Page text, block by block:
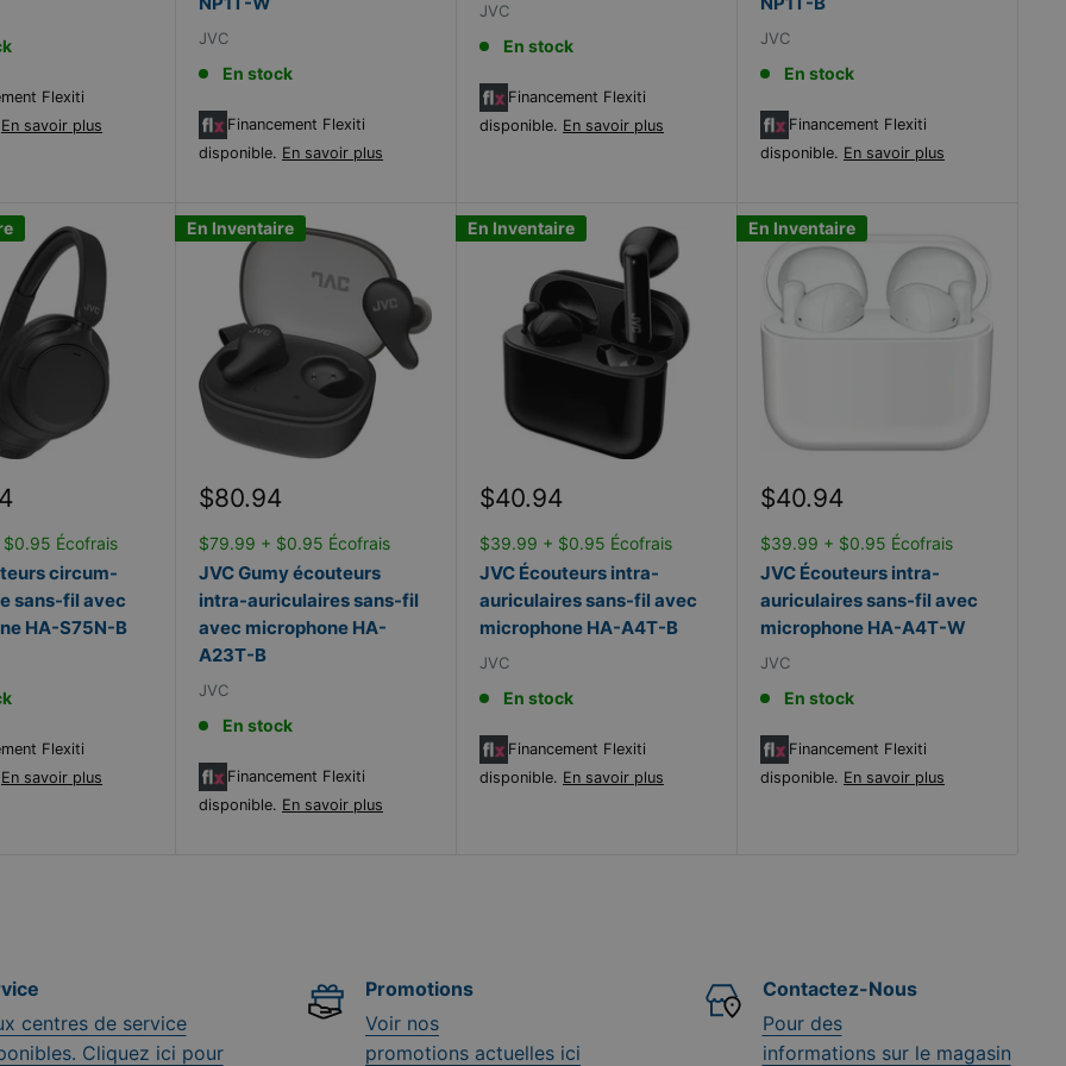
Flexiti
En savoir plus
JVC
En stock
Financement Flexiti
disponible. En savoir plus
JVC
En stock
Financement Flexiti
disponible. En savoir plus
JVC
En stock
Financement Flexiti
disponible. En savoir plus
Écofrais
circum-
sans-fil avec
HA-S75N-B
Flexiti
En savoir plus
En Inventaire
Prix
$80.94
$79.99 + $0.95 Écofrais
JVC Gumy écouteurs
intra-auriculaires sans-fil
avec microphone HA-
A23T-B
JVC
En stock
Financement Flexiti
disponible. En savoir plus
En Inventaire
Prix
$40.94
$39.99 + $0.95 Écofrais
JVC Écouteurs intra-
auriculaires sans-fil avec
microphone HA-A4T-B
JVC
En stock
Financement Flexiti
disponible. En savoir plus
En Inventaire
Prix
$40.94
$39.99 + $0.95 Écofrais
JVC Écouteurs intra-
auriculaires sans-fil avec
microphone HA-A4T-W
JVC
En stock
Financement Flexiti
disponible. En savoir plus
centres de service
Cliquez ici pour
Promotions
Voir nos
promotions actuelles ici
Contactez-Nous
Pour des
informations sur le magasin